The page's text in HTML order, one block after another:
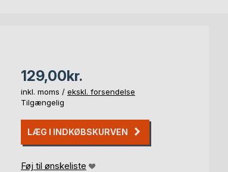
129,00kr.
inkl. moms / ekskl. forsendelse
Tilgængelig
LÆG I INDKØBSKURVEN
Føj til ønskeliste